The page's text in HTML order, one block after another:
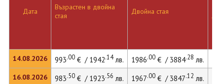
Дата
14.08.2026
16.08.2026
Възрастен в двойна
стая
Двойна стая
993.00€ / 1942.14лв. 1986.00€ / 3884.28 лв.
983.50€ / 1923.56 лв. 1967.00€ / 3847.12 лв.